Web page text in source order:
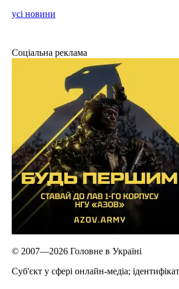
усі новини
Соціальна реклама
© 2007—2026 Головне в Україні
Cуб'єкт у сфері онлайн-медіа;